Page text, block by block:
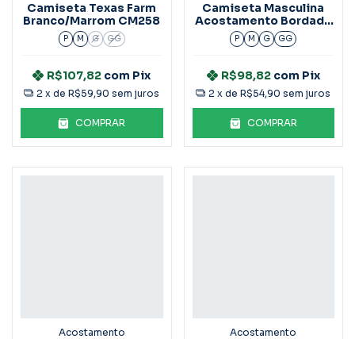
Camiseta Texas Farm
Branco/Marrom CM258
P M G GG
R$107,82 com Pix
2 x deR$59,90 sem juros
COMPRAR
Camiseta Masculina
Acostamento Bordada
Verde Cidreira
P M G GG
R$98,82 com Pix
2 x deR$54,90 sem juros
COMPRAR
Acostamento Acostamento